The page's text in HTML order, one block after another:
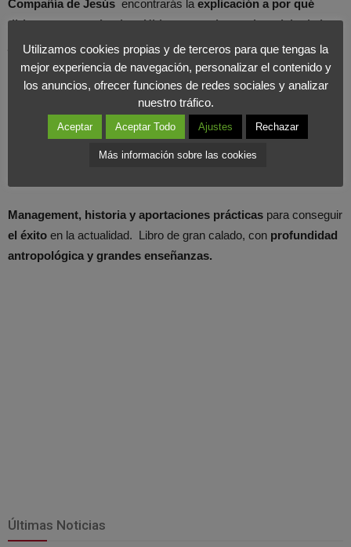
Compañía de Jesús encontrarás la explicación a por qué
dirigentes como Lenin o Hitler propusieron el modelo de los
jesuitas como ideal.
plan de formación prácticade Ignacio de Loyolafue muy
ambicioso en torno a las humanidades, filosofía, escritura, etc.
Aunque unaspecto a destacaren este plan fue elaprender a
Atención a laformación grupal y a la ayuda
Management, historia y aportaciones prácticas para conseguir
el éxito en la actualidad. Libro de gran calado, con profundidad
antropológica y grandes enseñanzas.
Últimas Noticias
Utilizamos cookies propias y de terceros para que tengas la
mejor experiencia de navegación, personalizar el contenido y
los anuncios, ofrecer funciones de redes sociales y analizar
nuestro tráfico.
Aceptar Aceptar Todo Ajustes Rechazar
Más información sobre las cookies